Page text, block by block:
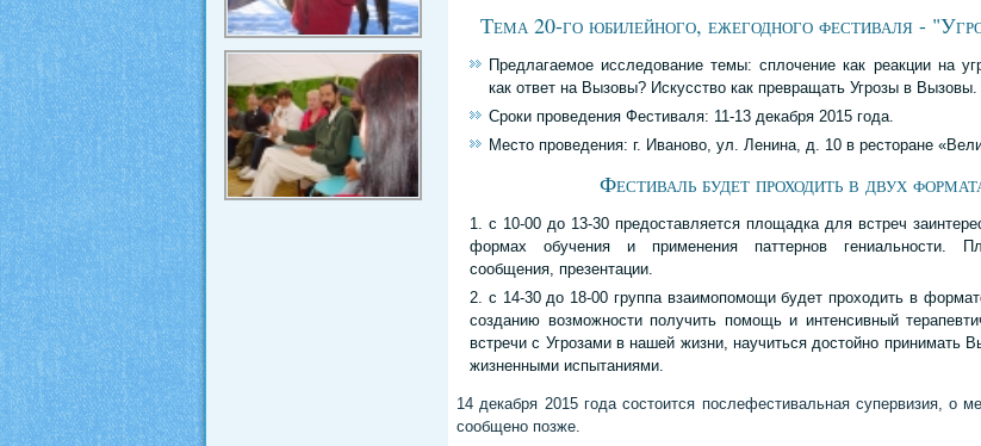
Тема 20-го юбилейного, ежегодного фестиваля -
Предлагаемое исследование темы: сплочение как реакции на
как ответ на Вызовы? Искусство как превращать Угрозы в Вызовы.
Сроки проведения Фестиваля: 11-13 декабря 2015 года.
Место проведения: г. Иваново, ул. Ленина, д. 10 в ресторане
Фестиваль будет проходить в двух
с 10-00 до 13-30 предоставляется площадка для встреч
формах обучения и применения паттернов гениальности.
сообщения, презентации.
с 14-30 до 18-00 группа взаимопомощи будет проходить в
созданию возможности получить помощь и интенсивный
встречи с Угрозами в нашей жизни, научиться достойно принимать
жизненными испытаниями.
14 декабря 2015 года состоится послефестивальная супервизия, о
сообщено позже.